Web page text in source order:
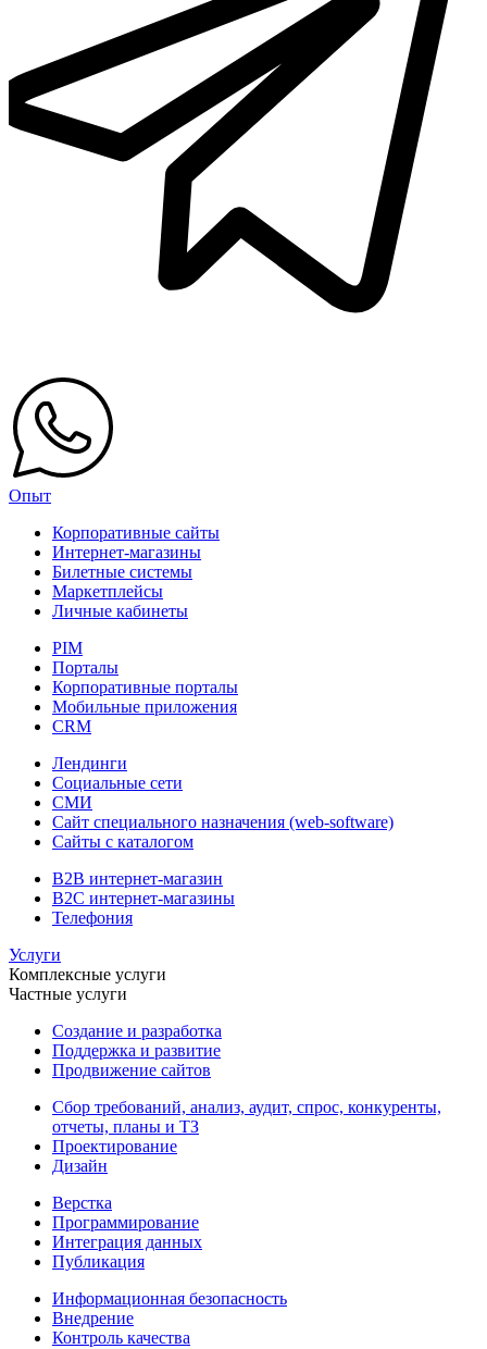
Опыт
Корпоративные сайты
Интернет-магазины
Билетные системы
Маркетплейсы
Личные кабинеты
PIM
Порталы
Корпоративные порталы
Мобильные приложения
CRM
Лендинги
Социальные сети
СМИ
Сайт специального назначения (web-software)
Сайты с каталогом
B2B интернет-магазин
B2C интернет-магазины
Телефония
Услуги
Комплексные услуги
Частные услуги
Создание и разработка
Поддержка и развитие
Продвижение сайтов
Сбор требований, анализ, аудит, спрос, конкуренты,
отчеты, планы и ТЗ
Проектирование
Дизайн
Верстка
Программирование
Интеграция данных
Публикация
Информационная безопасность
Внедрение
Контроль качества